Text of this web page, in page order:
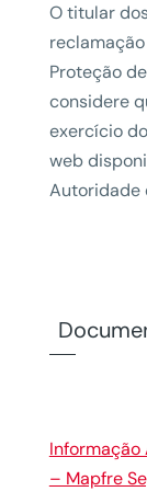
O titular
Proteção
considere
exercício
web
Autoridade
Informação
– Mapfre